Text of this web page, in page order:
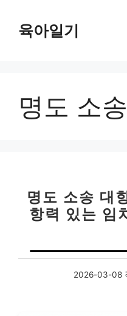
육아일기
명도 소
명도 소송 대
항력 있는 임
2026-03-08